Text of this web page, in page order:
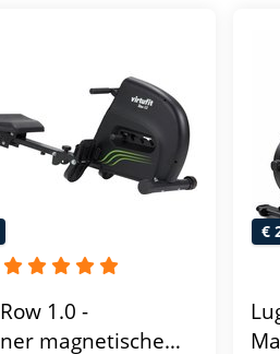
1.0 -
magnetische
€